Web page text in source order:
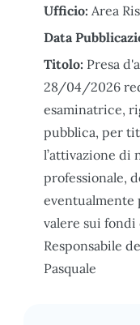
Ufficio: Area
Data
Titolo: Presa
28/04/2026
esaminatrice,
pubblica, per
l’attivazione di
professionale,
eventualmente
valere sui
Responsabile
Pasquale